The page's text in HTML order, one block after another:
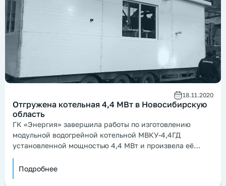
18.11.2020
Отгружена котельная 4,4 МВт в Новосибирскую
область
ГК «Энергия» завершила работы по изготовлению
модульной водогрейной котельной МВКУ-4,4ГД
установленной мощностью 4,4 МВт и произвела её
Подробнее